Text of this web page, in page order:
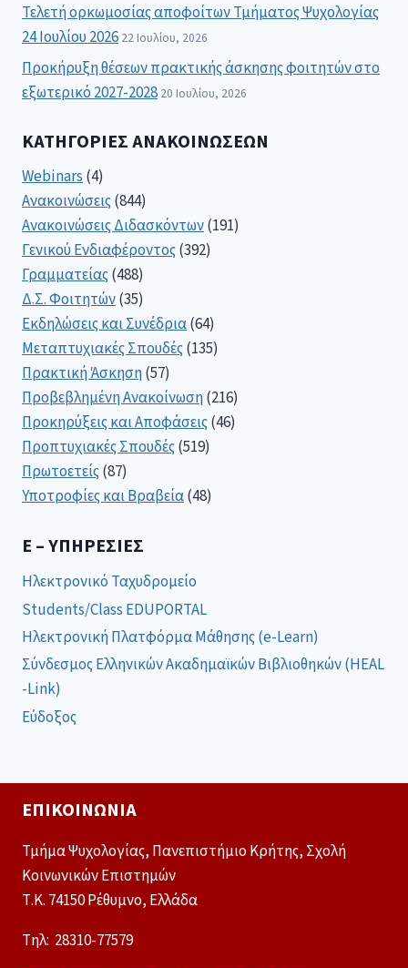
Τελετή ορκωμοσίας αποφοίτων Τμήματος Ψυχολογίας
24 Ιουλίου 2026 22 Ιουλίου, 2026
Προκήρυξη θέσεων πρακτικής άσκησης φοιτητών στο
εξωτερικό 2027-2028 20 Ιουλίου, 2026
ΚΑΤΗΓΟΡΊΕΣ ΑΝΑΚΟΙΝΏΣΕΩΝ
Webinars(4)
Ανακοινώσεις(844)
Ανακοινώσεις Διδασκόντων(191)
Γενικού Ενδιαφέροντος(392)
Γραμματείας(488)
Δ.Σ. Φοιτητών(35)
Εκδηλώσεις και Συνέδρια(64)
Μεταπτυχιακές Σπουδές(135)
Πρακτική Άσκηση(57)
Προβεβλημένη Ανακοίνωση(216)
Προκηρύξεις και Αποφάσεις(46)
Προπτυχιακές Σπουδές(519)
Πρωτοετείς(87)
Υποτροφίες και Βραβεία(48)
E – ΥΠΗΡΕΣΊΕΣ
Ηλεκτρονικό Ταχυδρομείο
Students/Class EDUPORTAL
Ηλεκτρονική Πλατφόρμα Μάθησης (e-Learn)
Σύνδεσμος Ελληνικών Ακαδημαϊκών Βιβλιοθηκών (HEAL
-Link)
Εύδοξος
ΕΠΙΚΟΙΝΩΝΊΑ
Τμήμα Ψυχολογίας, Πανεπιστήμιο Κρήτης, Σχολή
Κοινωνικών Επιστημών
Τ.Κ. 74150 Ρέθυμνο, Ελλάδα
Tηλ: 28310-77579